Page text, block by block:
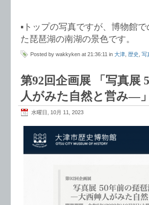
▪️トップの写真ですが、博物館
た琵琶湖の南湖の景色です。
Posted by wakkyken at 21:36:11 in 大津 歴史 写
第92回企画展 「写真展
人がみた自然と営み―」
水曜日, 10月 11, 2023